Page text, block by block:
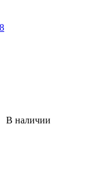
В наличии